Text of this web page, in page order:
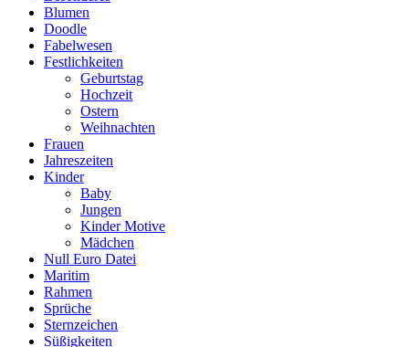
Blumen
Doodle
Fabelwesen
Festlichkeiten
Geburtstag
Hochzeit
Ostern
Weihnachten
Frauen
Jahreszeiten
Kinder
Baby
Jungen
Kinder Motive
Mädchen
Null Euro Datei
Maritim
Rahmen
Sprüche
Sternzeichen
Süßigkeiten